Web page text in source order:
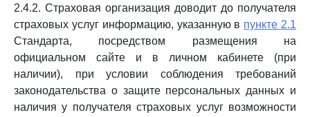
2.4.2. Страховая организация доводит до получателя
страховых услуг информацию, указанную в пункте 2.1
Стандарта, посредством размещения на
официальном сайте и в личном кабинете (при
наличии), при условии соблюдения требований
законодательства о защите персональных данных и
наличия у получателя страховых услуг возможности